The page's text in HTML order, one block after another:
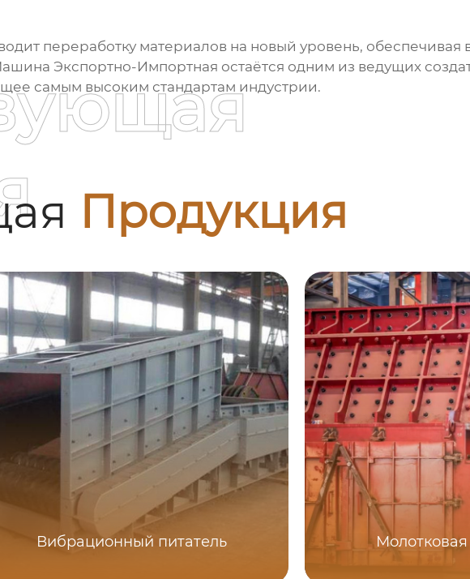
переработку материалов на новый уровень, обеспечивая
Экспортно-Импортная остаётся одним из ведущих
самым высоким стандартам индустрии.
Продукция
Вибрационный питатель